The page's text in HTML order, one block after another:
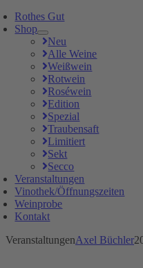
Rothes Gut
Shop
Neu
Alle Weine
Weißwein
Rotwein
Roséwein
Edition
Spezial
Traubensaft
Limitiert
Sekt
Secco
Veranstaltungen
Vinothek/Öffnungszeiten
Weinprobe
Kontakt
VeranstaltungenAxel Büchler